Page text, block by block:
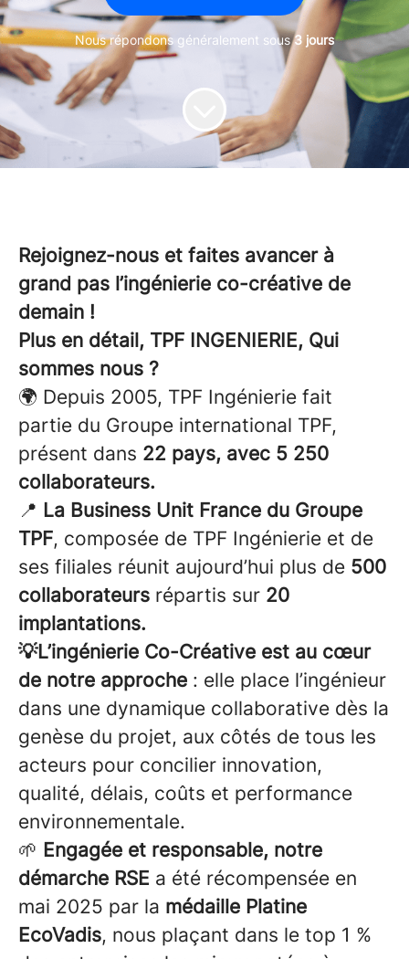
Nous répondons généralement sous3 jours
Rejoignez-nous et faites avancer à
grand pas l’ingénierie co-créative de
demain !
Plus en détail, TPF INGENIERIE, Qui
sommes nous ?
🌍 Depuis 2005, TPF Ingénierie fait
partie du Groupe international TPF,
présent dans 22 pays, avec 5 250
collaborateurs.
📍 La Business Unit France du Groupe
TPF, composée de TPF Ingénierie et de
ses filiales réunit aujourd’hui plus de 500
collaborateurs répartis sur 20
implantations.
💡L’ingénierie Co-Créative est au cœur
de notre approche : elle place l’ingénieur
dans une dynamique collaborative dès la
genèse du projet, aux côtés de tous les
acteurs pour concilier innovation,
qualité, délais, coûts et performance
environnementale.
🌱 Engagée et responsable, notre
démarche RSE a été récompensée en
mai 2025 par la médaille Platine
EcoVadis, nous plaçant dans le top 1 %